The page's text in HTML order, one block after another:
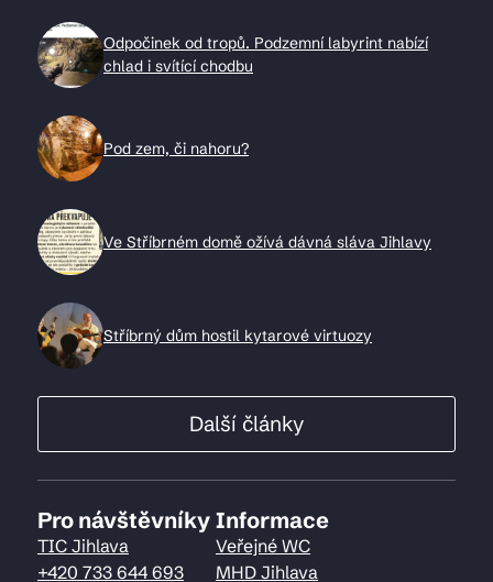
Odpočinek od tropů. Podzemní labyrint nabízí
chlad i svítící chodbu
Pod zem, či nahoru?
Ve Stříbrném domě ožívá dávná sláva Jihlavy
Stříbrný dům hostil kytarové virtuozy
Další články
Pro návštěvníky
TIC Jihlava
+420 733 644 693
Informace
Veřejné WC
MHD Jihlava